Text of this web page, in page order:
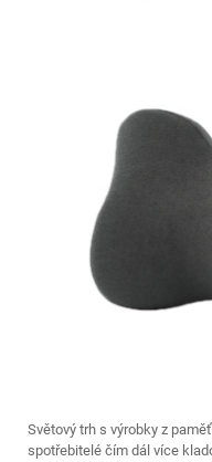
Světový trh s výrobky z
spotřebitelé čím dál více